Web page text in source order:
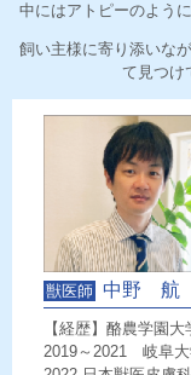
中にはアトピーのよう
飼い主様に寄り添いな
て見つけ
獣医師 中野 航
【経歴】酪農学園
2019～2021 岐阜大